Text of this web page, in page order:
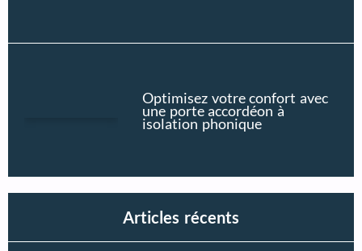
Optimisez votre confort avec
une porte accordéon à
isolation phonique
Articles récents